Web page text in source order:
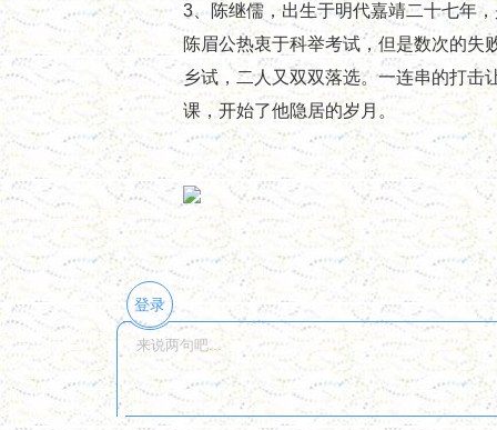
3、陈继儒，出生于明代嘉靖二十七年
陈眉公热衷于科举考试，但是数次的失
乡试，二人又双双落选。一连串的打击
课，开始了他隐居的岁月。
登录